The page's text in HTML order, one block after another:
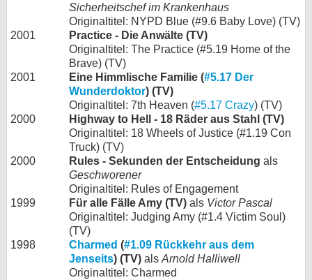
Sicherheitschef im Krankenhaus
Originaltitel: NYPD Blue (#9.6 Baby Love) (TV)
2001
Practice - Die Anwälte (TV)
Originaltitel: The Practice (#5.19 Home of the
Brave) (TV)
2001
Eine Himmlische Familie (#5.17 Der
Wunderdoktor) (TV)
Originaltitel: 7th Heaven (#5.17 Crazy) (TV)
2000
Highway to Hell - 18 Räder aus Stahl (TV)
Originaltitel: 18 Wheels of Justice (#1.19 Con
Truck) (TV)
2000
Rules - Sekunden der Entscheidung als
Geschworener
Originaltitel: Rules of Engagement
1999
Für alle Fälle Amy (TV) als Victor Pascal
Originaltitel: Judging Amy (#1.4 Victim Soul)
(TV)
1998
Charmed (#1.09 Rückkehr aus dem
Jenseits) (TV) als Arnold Halliwell
Originaltitel: Charmed